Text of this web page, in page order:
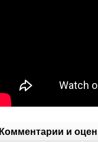
Комментарии и